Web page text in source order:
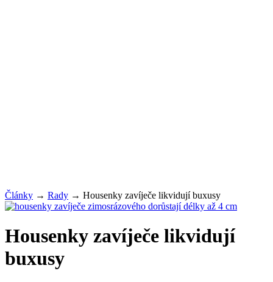
Články → Rady → Housenky zavíječe likvidují buxusy
Housenky zavíječe likvidují
buxusy